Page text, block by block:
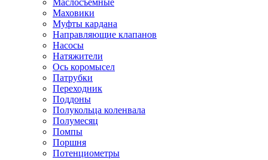
Маслосъёмные
Маховики
Муфты кардана
Направляющие клапанов
Насосы
Натяжители
Ось коромысел
Патрубки
Переходник
Поддоны
Полукольца коленвала
Полумесяц
Помпы
Поршня
Потенциометры